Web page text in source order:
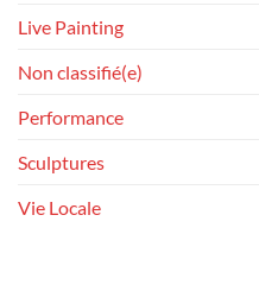
Live Painting
Non classifié(e)
Performance
Sculptures
Vie Locale